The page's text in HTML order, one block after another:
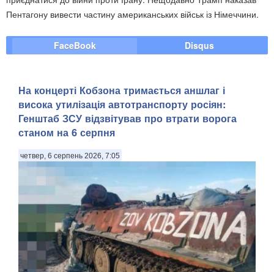
Пентагону вивести частину американських військ із Німеччини.
FaceBook Disqus
На концерті Кобзона тримається аншлаг і
висока утилізація автотранспорту росіян:
Генштаб ЗСУ відзвітував про втрати ворога
станом на 6 серпня
четвер, 6 серпень 2026, 7:05